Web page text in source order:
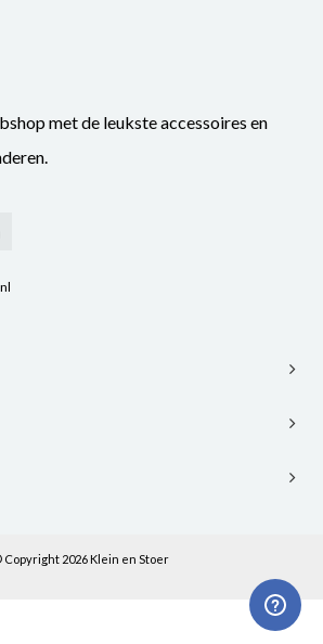
met de leukste accessoires en
Copyright 2026 Klein en Stoer